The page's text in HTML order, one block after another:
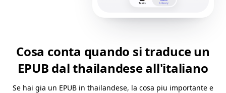
Cosa conta quando si traduce un
EPUB dal thailandese all'italiano
Se hai gia un EPUB in thailandese, la cosa piu importante e